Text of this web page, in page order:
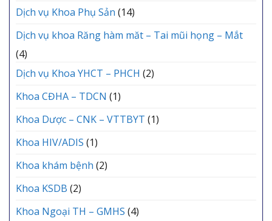
Dịch vụ Khoa Phụ Sản (14)
Dịch vụ khoa Răng hàm măt – Tai mũi họng – Mắt
(4)
Dịch vụ Khoa YHCT – PHCH (2)
Khoa CĐHA – TDCN (1)
Khoa Dược – CNK – VTTBYT (1)
Khoa HIV/ADIS (1)
Khoa khám bệnh (2)
Khoa KSDB (2)
Khoa Ngoại TH – GMHS (4)